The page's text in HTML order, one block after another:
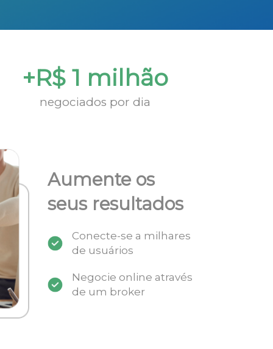
+R$ 1 milhão
negociados por dia
Aumente os
seus resultados
Conecte-se a milhares
de usuários
Negocie online através
de um broker